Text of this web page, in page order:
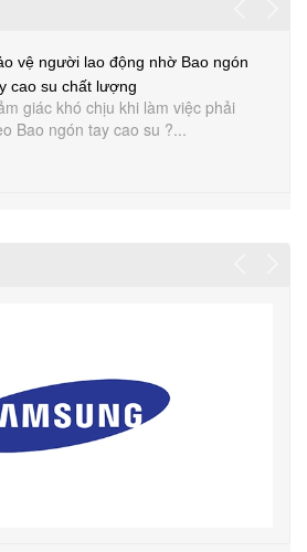
vệ người lao động nhờ Bao ngón
cao su chất lượng
giác khó chịu khi làm việc phải
Bao ngón tay cao su ?...